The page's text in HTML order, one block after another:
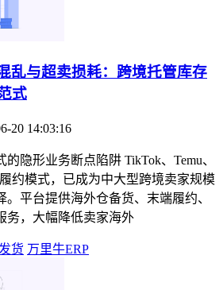
乱与超卖损耗：跨境托管库存
式
20 14:03:16
隐形业务断点陷阱 TikTok、Temu、
约模式，已成为中大型跨境卖家规模
。平台提供海外仓备货、末端履约、
务，大幅降低卖家海外
货 万里牛ERP